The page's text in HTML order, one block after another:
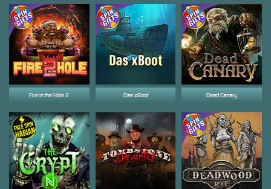
Fire in the Hole 2 Das xBoot Dead Canary